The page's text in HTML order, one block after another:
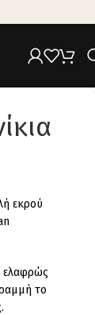
εκρού
ελαφρώς
το